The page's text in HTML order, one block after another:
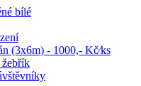
bílé
(3x6m) - 1000,- Kč⁄ks